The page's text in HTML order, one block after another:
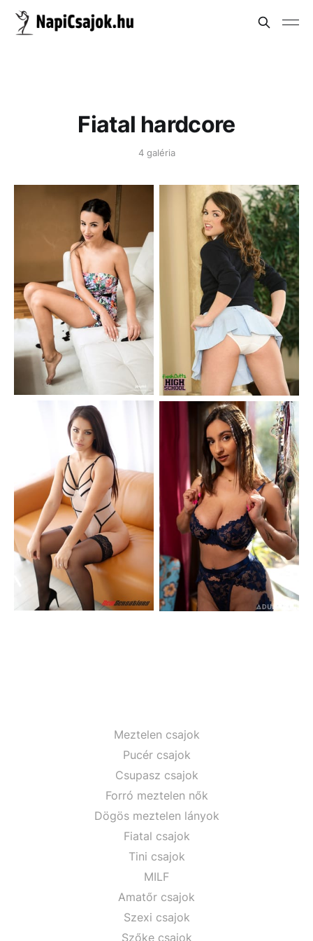
Fiatal hardcore
4 galéria
Meztelen csajok
Pucér csajok
Csupasz csajok
Forró meztelen nők
Dögös meztelen lányok
Fiatal csajok
Tini csajok
MILF
Amatőr csajok
Szexi csajok
Szőke csajok